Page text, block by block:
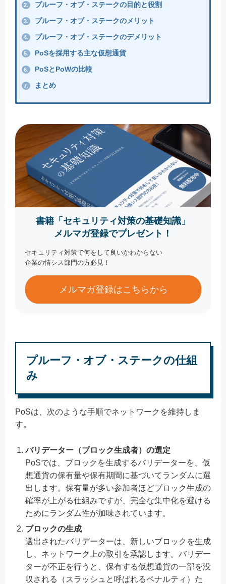
2. プルーフ・オブ・ステークの目的と役割
3. プルーフ・オブ・ステークのメリット
4. プルーフ・オブ・ステークのデメリット
5. PoSを採用する主な仮想通貨
6. PoSとPoWの比較
7. まとめ
書籍「セキュリティ対策の基礎知識」
メルマガ登録でプレゼント！
セキュリティ対策で何をして良いかわからない
企業の情シス部門の方必見！
メルマガ登録はこちらから
プルーフ・オブ・ステークの仕組
み
PoSは、次のような手順でネットワークを維持しま
す。
バリデーター（ブロック生成者）の選定
PoSでは、ブロックを生成するバリデーターを、仮
想通貨の保有量や保有期間に基づいてランダムに選
出します。保有量が多い参加者ほどブロック生成の
確率が上がる仕組みですが、完全な集中化を避ける
ためにランダム性が加味されています。
ブロックの生成
選出されたバリデーターは、新しいブロックを生成
し、ネットワーク上の取引を承認します。バリデー
ターが不正を行うと、保有する仮想通貨の一部を没
収される（スラッシュと呼ばれるペナルティ）た